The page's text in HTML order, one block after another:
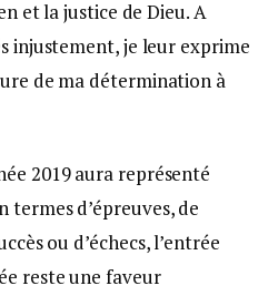
et la justice de Dieu. A
injustement, je leur exprime
de ma détermination à
2019 aura représenté
termes d’épreuves, de
ou d’échecs, l’entrée
reste une faveur